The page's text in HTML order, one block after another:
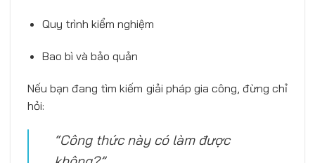
Quy trình kiểm nghiệm
Bao bì và bảo quản
Nếu bạn đang tìm kiếm giải pháp gia công, đừng chỉ
hỏi:
“Công thức này có làm được